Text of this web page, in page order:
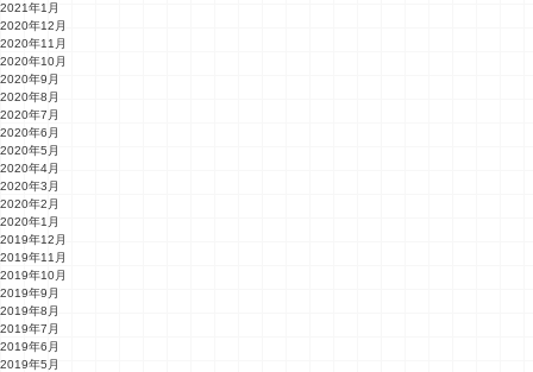
2021年1月
2020年12月
2020年11月
2020年10月
2020年9月
2020年8月
2020年7月
2020年6月
2020年5月
2020年4月
2020年3月
2020年2月
2020年1月
2019年12月
2019年11月
2019年10月
2019年9月
2019年8月
2019年7月
2019年6月
2019年5月